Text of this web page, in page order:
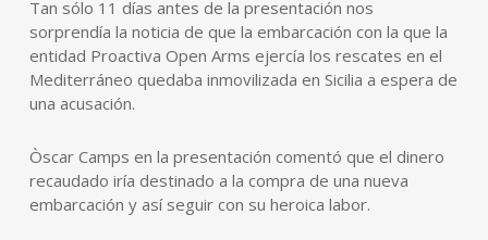
Tan sólo 11 días antes de la presentación nos
sorprendía la noticia de que la embarcación con la que la
entidad Proactiva Open Arms ejercía los rescates en el
Mediterráneo quedaba inmovilizada en Sicilia a espera de
una acusación.
Òscar Camps en la presentación comentó que el dinero
recaudado iría destinado a la compra de una nueva
embarcación y así seguir con su heroica labor.